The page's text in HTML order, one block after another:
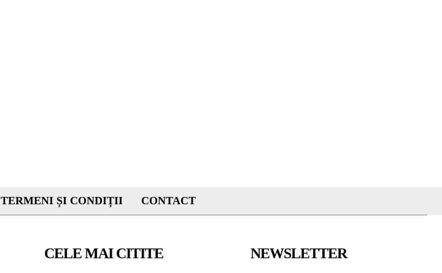
TERMENI ȘI CONDIȚII CONTACT
CELE MAI CITITE NEWSLETTER